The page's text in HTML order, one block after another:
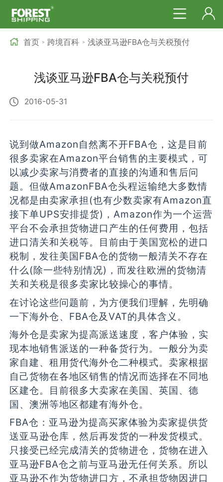
首页 > 跨境百科 > 浅谈亚马逊FBA仓与关税预付
浅谈亚马逊FBA仓与关税预付
2016-05-31
说到做Amazon自然离不开FBA仓，这是目前
很多卖家在Amazon平台销售的主要模式，可
以减少卖家与消费者的直接的沟通和售后问
题。但做AmazonFBA仓头程运输绝大多数情
况都是由卖家承担(也有少数卖家有Amazon直
接下单UPS安排提货)，Amazon作为一个运营
平台不会承担货物进口产生的任何费用，包括
进口清关和关税等。目前由于美国宽松的进口
税制，发往美国FBA仓的货物一般清关不存在
什么(除一些特别情况)，而发往欧洲的货物清
关和关税是很多卖家比较操心的事情。
在讨论这些问题前，为方便我们理解，先明确
一下海外仓、FBA仓及VAT的具体含义。
海外仓是卖家为提高派送速度，客户体验，实
现本地销售派送的一种备货行为。一般分为卖
家自建、租用货代海外仓二种模式。卖家根据
自己货物在各地区销售的情况而选择在不同地
区建仓。目前很多大卖家在美国、英国、德
国、澳洲等地区都建有海外仓。
FBA仓：亚马逊为提高买家体验为卖家提供货
送亚马逊仓库，然后再发货的一种发货模式。
只接受已经完成清关的货物进仓，货物在进入
亚马逊FBA仓之前与亚马逊无任何关系。所以
亚马逊不作为货物进口方，不承担货物因进口